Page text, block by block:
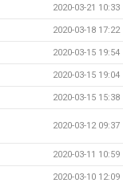
2020-03-21 10:33
2020-03-18 17:22
2020-03-15 19:54
2020-03-15 19:04
2020-03-15 15:38
2020-03-12 09:37
2020-03-11 10:59
2020-03-10 12:09